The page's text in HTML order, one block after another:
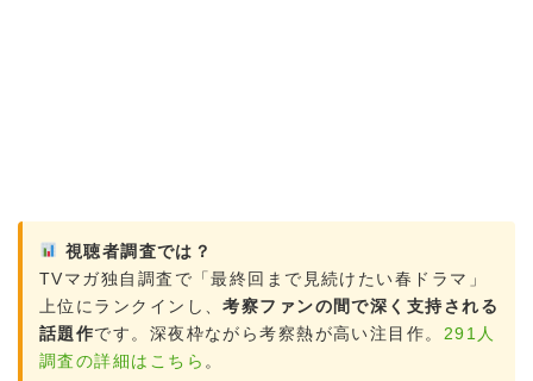
視聴者調査では？
TVマガ独自調査で「最終回まで見続けたい春ドラマ」
上位にランクインし、考察ファンの間で深く支持される
話題作です。深夜枠ながら考察熱が高い注目作。 291人
調査の詳細はこちら 。